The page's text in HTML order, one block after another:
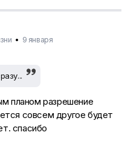
• 9 января
планом разрешение
совсем другое будет
спасибо